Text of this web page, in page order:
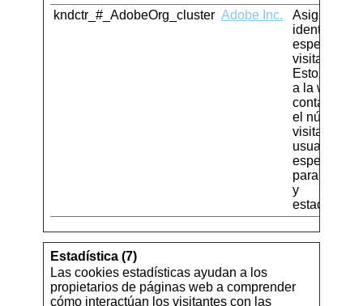
kndctr_#_AdobeOrg_cluster Adobe Inc.
Asigna un
identificador
específico
visitante -
Esto
a la web
contabilizar
el número
visitas de
usuario
específico
para
y
Estadística (7)
Las cookies estadísticas ayudan a los
propietarios de páginas web a comprender
cómo interactúan los visitantes con las